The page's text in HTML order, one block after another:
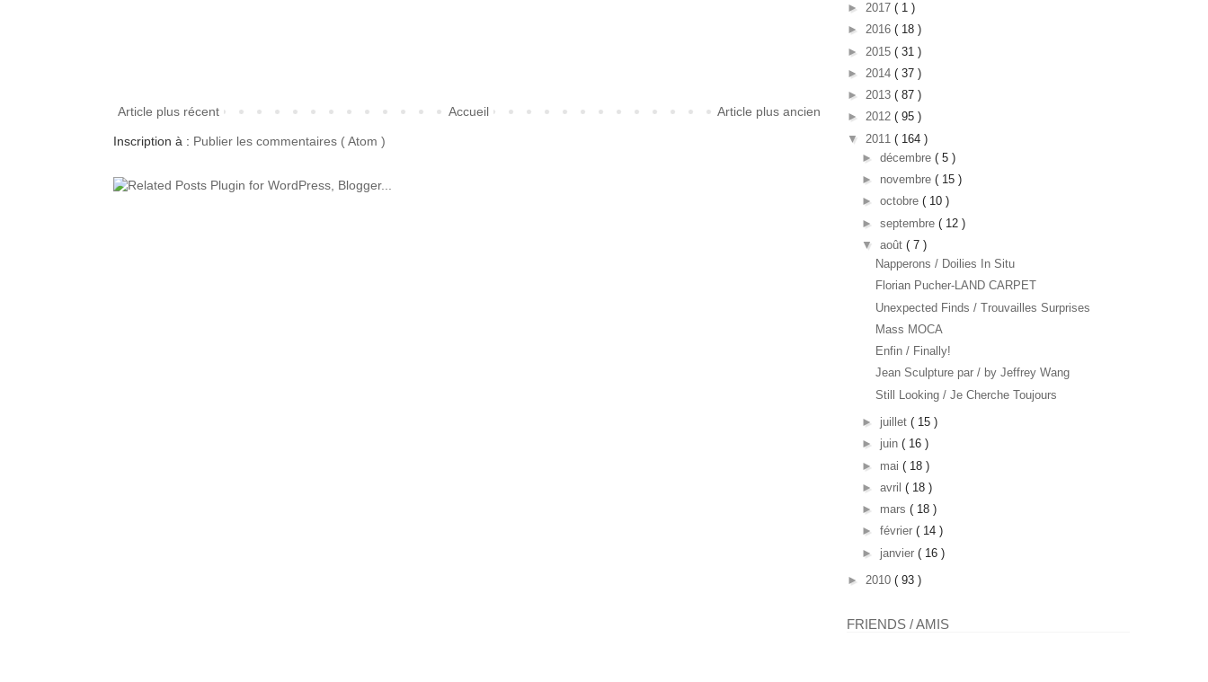
Article plus récent Article plus ancien
Accueil
Inscription à : Publier les commentaires ( Atom )
► 2017 ( 1 )
► 2016 ( 18 )
► 2015 ( 31 )
► 2014 ( 37 )
► 2013 ( 87 )
► 2012 ( 95 )
▼ 2011 ( 164 )
► décembre ( 5 )
► novembre ( 15 )
► octobre ( 10 )
► septembre ( 12 )
▼ août ( 7 )
Napperons / Doilies In Situ
Florian Pucher-LAND CARPET
Unexpected Finds / Trouvailles Surprises
Mass MOCA
Enfin / Finally!
Jean Sculpture par / by Jeffrey Wang
Still Looking / Je Cherche Toujours
► juillet ( 15 )
► juin ( 16 )
► mai ( 18 )
► avril ( 18 )
► mars ( 18 )
► février ( 14 )
► janvier ( 16 )
► 2010 ( 93 )
FRIENDS / AMIS